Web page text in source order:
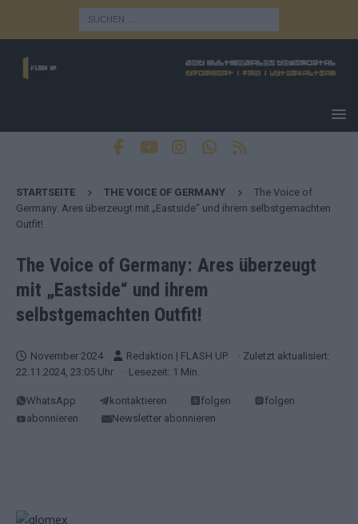
STARTSEITE THE VOICE OF GERMANY
The Voice of
Germany: Ares überzeugt mit „Eastside“ und ihrem selbstgemachten
Outfit!
The Voice of Germany: Ares überzeugt
mit „Eastside“ und ihrem
selbstgemachten Outfit!
November 2024 Redaktion | FLASH UP
· Zuletzt aktualisiert:
22.11.2024, 23:05 Uhr
· Lesezeit: 1 Min.
WhatsApp kontaktieren folgen
folgen
abonnieren
Newsletter abonnieren